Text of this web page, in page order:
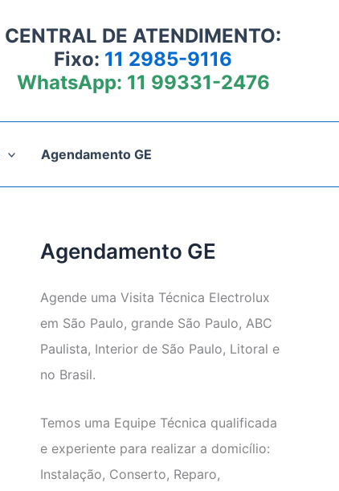
CENTRAL DE ATENDIMENTO:
Fixo: 11 2985-9116
WhatsApp: 11 99331-2476
Agendamento GE
Agendamento GE
Agende uma Visita Técnica Electrolux
em São Paulo, grande São Paulo, ABC
Paulista, Interior de São Paulo, Litoral e
no Brasil.
Temos uma Equipe Técnica qualificada
e experiente para realizar a domicílio:
Instalação, Conserto, Reparo,